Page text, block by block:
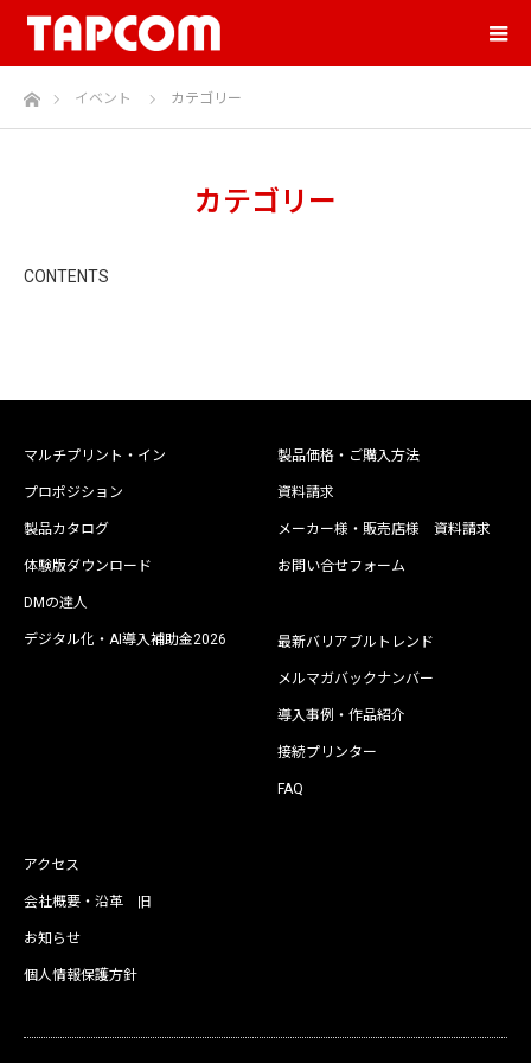
ホームイベント カテゴリー
カテゴリー
CONTENTS
マルチプリント・イン
プロポジション
製品カタログ
体験版ダウンロード
DMの達人
デジタル化・AI導入補助金2026
製品価格・ご購入方法
資料請求
メーカー様・販売店様 資料請求
お問い合せフォーム
最新バリアブルトレンド
メルマガバックナンバー
導入事例・作品紹介
接続プリンター
FAQ
アクセス
会社概要・沿革 旧
お知らせ
個人情報保護方針